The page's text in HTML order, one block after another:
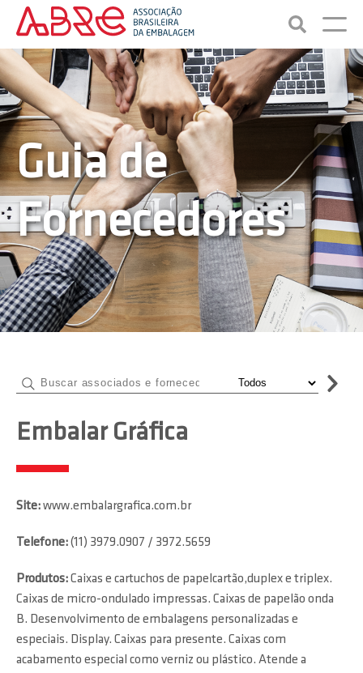
Guia de
Fornecedores
Embalar Gráfica
Site:www.embalargrafica.com.br
Telefone:(11) 3979.0907 / 3972.5659
Produtos:Caixas e cartuchos de papelcartão,duplex e triplex.
Caixas de micro-ondulado impressas. Caixas de papelão onda
B. Desenvolvimento de embalagens personalizadas e
especiais. Display. Caixas para presente. Caixas com
acabamento especial como verniz ou plástico. Atende a